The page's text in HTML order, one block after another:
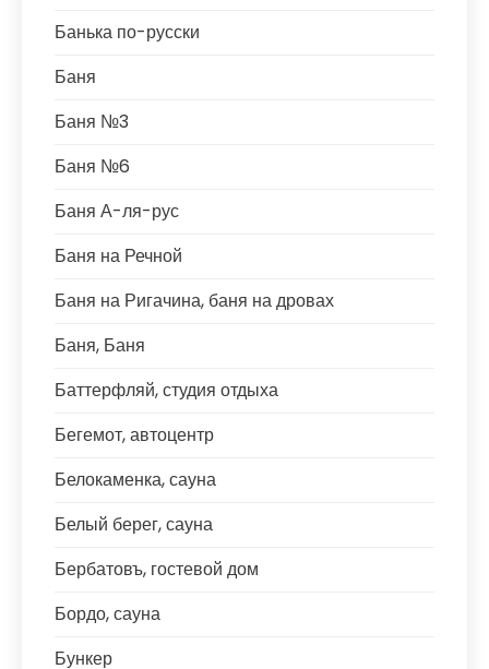
Банька по-русски
Баня
Баня №3
Баня №6
Баня А-ля-рус
Баня на Речной
Баня на Ригачина, баня на дровах
Баня, Баня
Баттерфляй, студия отдыха
Бегемот, автоцентр
Белокаменка, сауна
Белый берег, сауна
Бербатовъ, гостевой дом
Бордо, сауна
Бункер